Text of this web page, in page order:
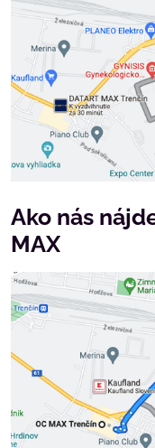
Ako nás
MAX